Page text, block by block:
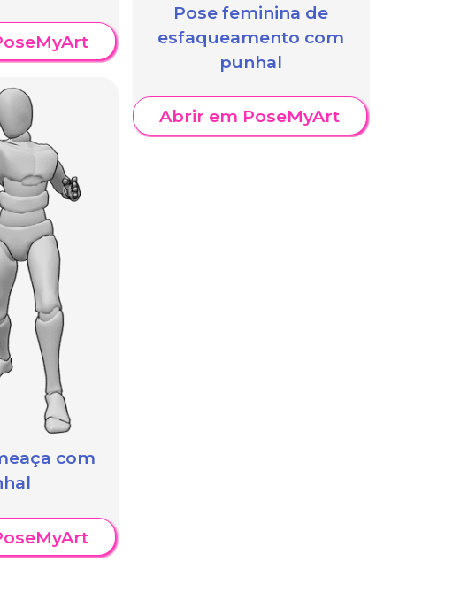
com
Pose feminina de
esfaqueamento com
punhal
Abrir em PoseMyArt